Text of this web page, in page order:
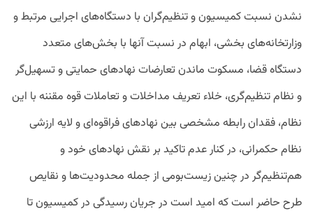
نشدن نسبت کمیسیون و تنظیم‌گران با دستگاه‌های اجرایی مرتبط و
وزارتخانه‌های بخشی، ابهام در نسبت آنها با بخش‌های متعدد
دستگاه قضا، مسکوت ماندن تعارضات نهادهای حمایتی و تسهیل‌گر
و نظام تنظیم‌گری، خلاء تعریف مداخلات و تعاملات قوه مقننه با این
نظام، فقدان رابطه مشخصی بین نهادهای فراقوه‌ای و لایه ارزشی
نظام حکمرانی، در کنار عدم تاکید بر نقش نهادهای خود و
هم‌تنظیم‌گر در چنین زیست‌بومی از جمله محدودیت‌ها و نقایص
طرح حاضر است که امید است در جریان رسیدگی در کمیسیون تا